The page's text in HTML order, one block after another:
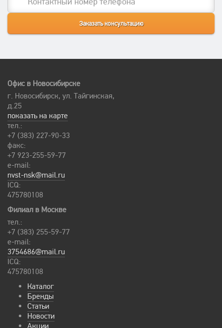
Офис в Новосибирске
г. Новосибирск, ул. Тайгинская,
д.25
показать на карте
тел.:
+7 (383) 227-90-33
факс:
+7 923-255-59-77
e-mail:
nvst-nsk@mail.ru
ICQ:
475780108
Филиал в Москве
тел.:
+7 (383) 255-59-77
e-mail:
3754686@mail.ru
ICQ:
475780108
Каталог
Бренды
Статьи
Новости
Акции